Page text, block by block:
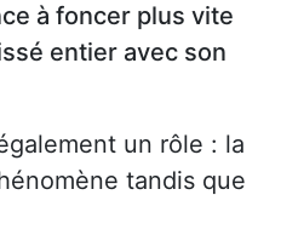
à foncer plus vite
entier avec son
un rôle : la
tandis que